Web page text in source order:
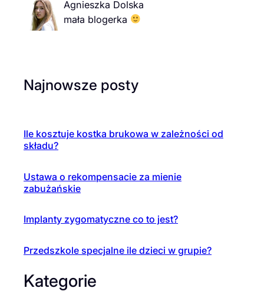
Agnieszka Dolska
mała blogerka
Najnowsze posty
Ile kosztuje kostka brukowa w zależności od
składu?
Ustawa o rekompensacie za mienie
zabużańskie
Implanty zygomatyczne co to jest?
Przedszkole specjalne ile dzieci w grupie?
Kategorie